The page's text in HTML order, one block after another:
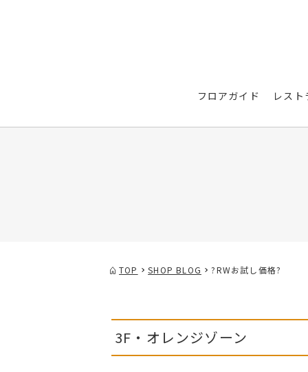
フロアガイド レス
TOP SHOP BLOG ?RWお試し価格?
3F・オレンジゾーン